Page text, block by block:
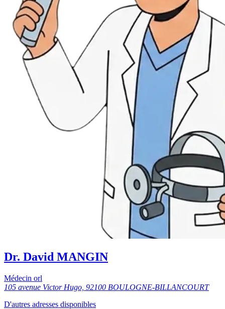
Dr. David MANGIN
Médecin orl
105 avenue Victor Hugo, 92100 BOULOGNE-BILLANCOURT
D'autres adresses disponibles